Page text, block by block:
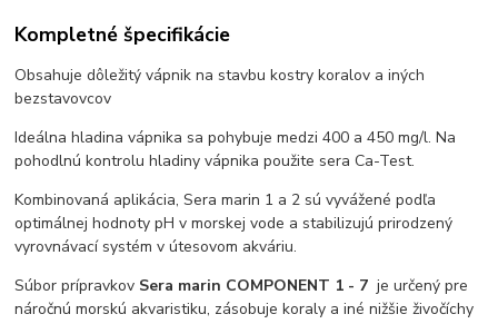
Kompletné špecifikácie
Obsahuje dôležitý vápnik na stavbu kostry koralov a iných
bezstavovcov
Ideálna hladina vápnika sa pohybuje medzi 400 a 450 mg/l. Na
pohodlnú kontrolu hladiny vápnika použite sera Ca-Test.
Kombinovaná aplikácia, Sera marin 1 a 2 sú vyvážené podľa
optimálnej hodnoty pH v morskej vode a stabilizujú prirodzený
vyrovnávací systém v útesovom akváriu.
Súbor prípravkov Sera marin COMPONENT 1 - 7je určený pre
náročnú morskú akvaristiku, zásobuje koraly a iné nižšie živočíchy